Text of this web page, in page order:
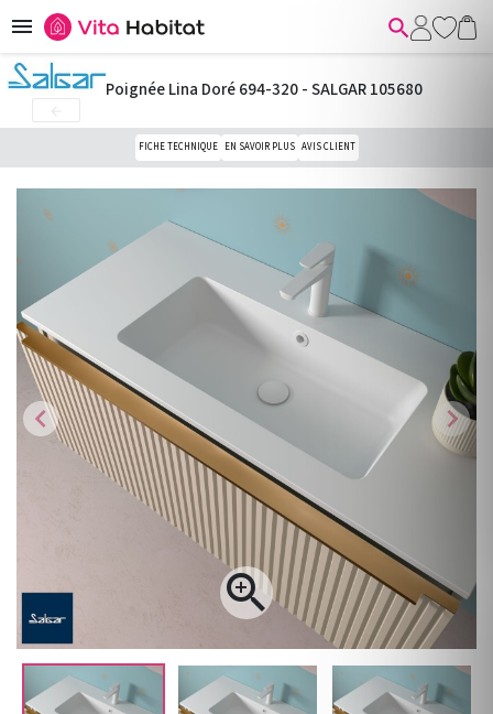
 
chevron_left

chevron_right
Poignée Lina Doré 694-320 - SALGAR 105680
FICHE TECHNIQUE EN SAVOIR PLUS AVIS CLIENT